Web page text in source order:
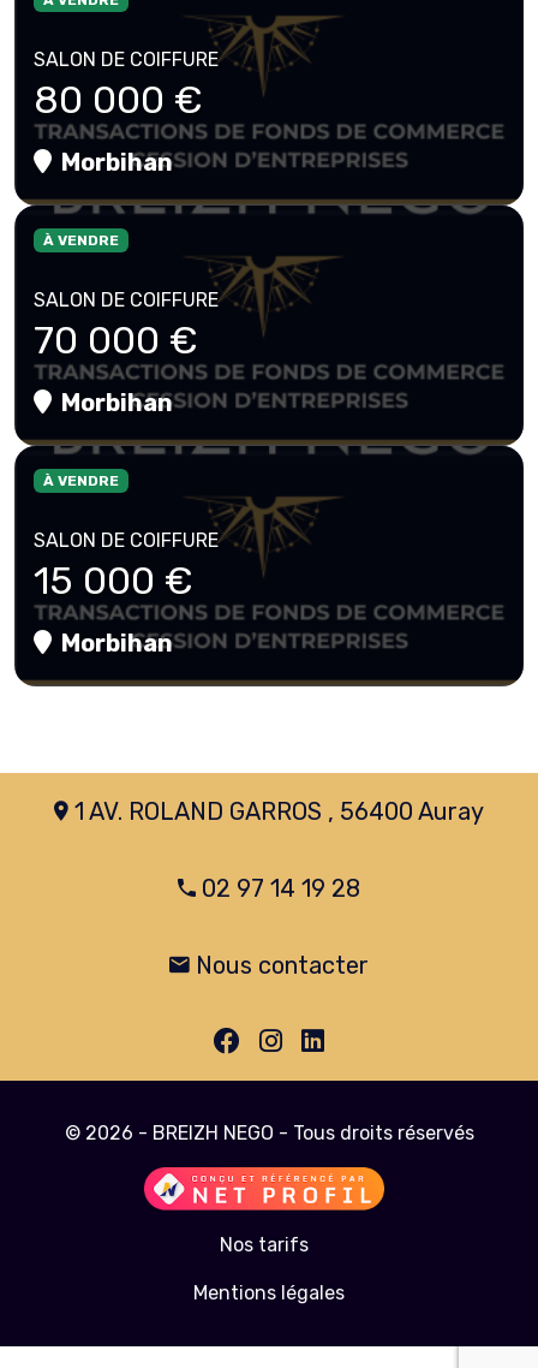
SALON DE COIFFURE
80 000 €
Morbihan
À VENDRE
SALON DE COIFFURE
70 000 €
Morbihan
À VENDRE
SALON DE COIFFURE
15 000 €
Morbihan
1 AV. ROLAND GARROS , 56400 Auray
02 97 14 19 28
Nous contacter
© 2026 - BREIZH NEGO - Tous droits réservés
Nos tarifs
Mentions légales